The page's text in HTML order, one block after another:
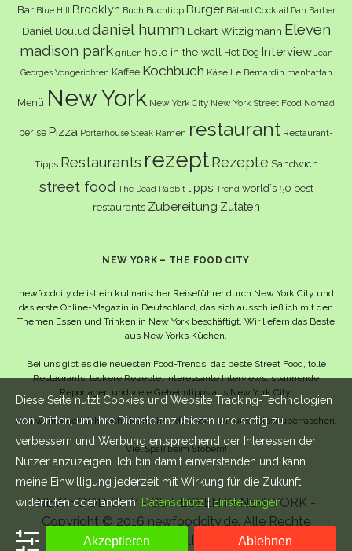
Bar Blue Hill Brooklyn Buch Buchtipp Burger Bâtard Cocktail Dan Barber
Daniel Boulud daniel humm Eckart Witzigmann Eleven
madison park grillen hole in the wall Hot Dog Interview Jean
Georges Vongerichten Kaffee Kochbuch Käse Le Bernardin manhattan
Menü New York New York City New York Street Food Nomad
per se Pizza Porterhouse Steak Ramen restaurant Restaurant-
Tipps Restaurants rezept Rezepte Sandwich
street food The Dead Rabbit tipps Trend world´s 50 best
restaurants Zubereitung Zutaten
NEW YORK – THE FOOD CITY
newfoodcity.de ist ein kulinarischer Reiseführer durch New York City und
das erste Online-Magazin in Deutschland, das sich ausschließlich mit den
Themen Essen und Trinken in New York beschäftigt. Wir liefern das Beste
aus New Yorks Küchen.
Bei uns gibt es die neuesten Food-Trends, das beste Street Food, tolle
Restaurants, leckere Rezepte, interessante Interviews, spannende
Reportagen und viele Geheimtipps aus New York City.
Und wahrscheinlich noch viel mehr – da lassen wir uns selbst überraschen.
Viel Spaß beim Stöbern!
NEW FOOD CITY - GUT ESSEN IN NEW YORK -
Copyright © 2016 newfoodcity.de. Alle Rechte
vorbehalten.
Diese Seite nutzt Cookies und Website Tracking-Technologien
von Dritten, um ihre Dienste anzubieten und stetig zu
verbessern und Werbung entsprechend der Interessen der
Nutzer anzuzeigen. Ich bin damit einverstanden und kann
meine Einwilligung jederzeit mit Wirkung für die Zukunft
widerrufen oder ändern. Datenschutz| Einstellungen
Akzeptieren Ablehnen